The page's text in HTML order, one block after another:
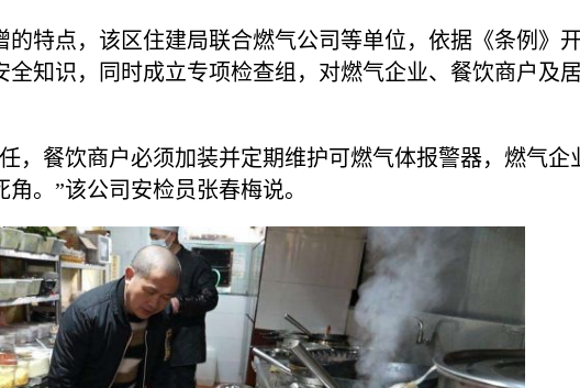
特点，该区住建局联合燃气公司等单位，依据《条例》
全知识，同时成立专项检查组，对燃气企业、餐饮商户及
，餐饮商户必须加装并定期维护可燃气体报警器，燃气企
。”该公司安检员张春梅说。